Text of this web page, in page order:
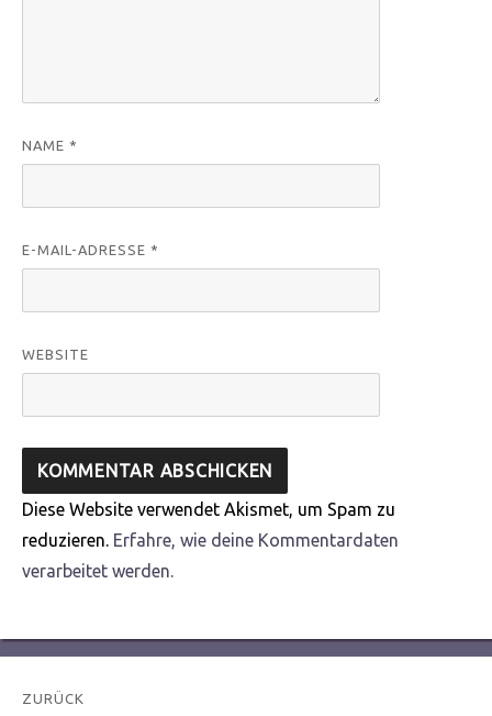
NAME *
E-MAIL-ADRESSE *
WEBSITE
Diese Website verwendet Akismet, um Spam zu
reduzieren. Erfahre, wie deine Kommentardaten
verarbeitet werden.
Beitragsnavigation
ZURÜCK